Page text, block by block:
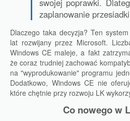
swojej poprawki.
zaplanowanie
Dlaczego taka decyzja? Ten
lat rozwijany przez Microsoft.
Windows CE maleje, a fakt
że coraz trudniej zachować
na "wyprodukowanie" programu
Dodatkowo, Windows CE nie
które chętnie przy rozwoju LK
Co nowego w